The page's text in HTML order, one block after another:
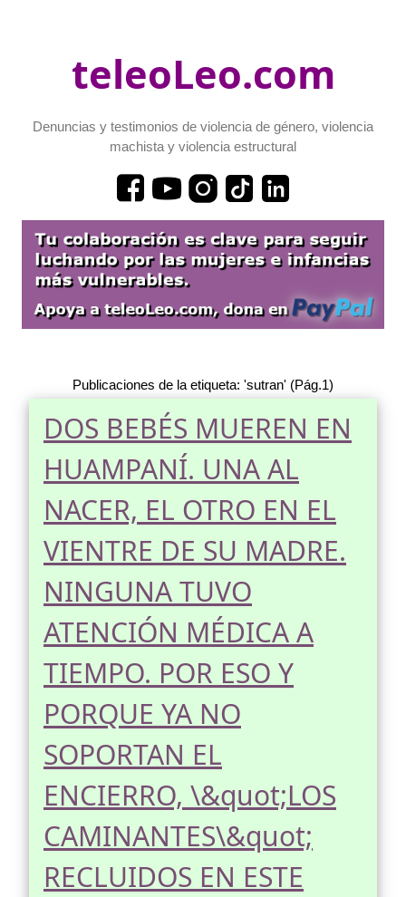
teleoLeo.com
Denuncias y testimonios de violencia de género, violencia
machista y violencia estructural
Publicaciones de la etiqueta: 'sutran' (Pág.1)
DOS BEBÉS MUEREN EN
HUAMPANÍ. UNA AL
NACER, EL OTRO EN EL
VIENTRE DE SU MADRE.
NINGUNA TUVO
ATENCIÓN MÉDICA A
TIEMPO. POR ESO Y
PORQUE YA NO
SOPORTAN EL
ENCIERRO, \&quot;LOS
CAMINANTES\&quot;
RECLUIDOS EN ESTE